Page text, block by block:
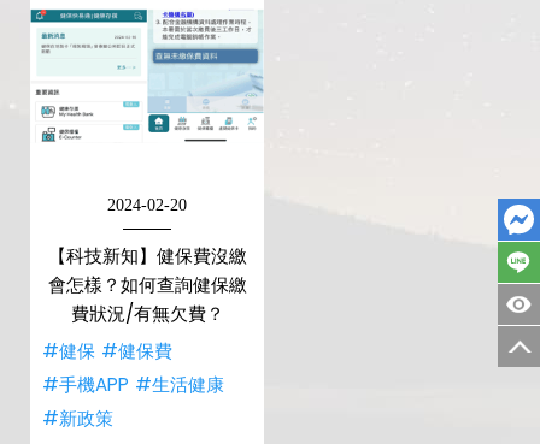
2024-02-20
【科技新知】健保費沒繳
會怎樣？如何查詢健保繳
費狀況/有無欠費？
#健保 #健保費
#手機APP #生活健康
#新政策